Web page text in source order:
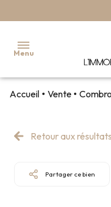
Menu
BIENS
NOS
Accueil Vente
Retour aux résultats
Partager ce bien